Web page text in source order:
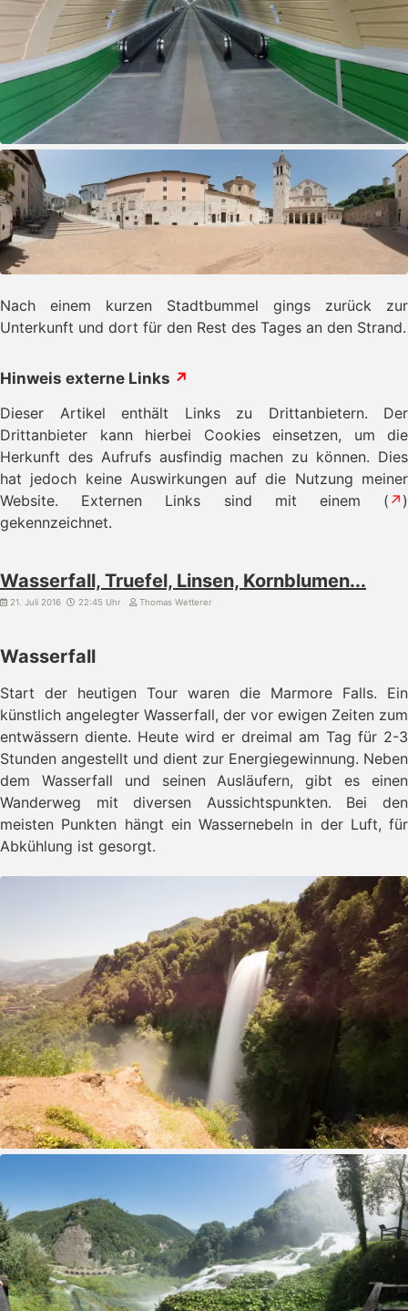
Nach einem kurzen Stadtbummel gings zurück zur
Unterkunft und dort für den Rest des Tages an den Strand.
Hinweis externe Links ↗
Dieser Artikel enthält Links zu Drittanbietern. Der
Drittanbieter kann hierbei Cookies einsetzen, um die
Herkunft des Aufrufs ausfindig machen zu können. Dies
hat jedoch keine Auswirkungen auf die Nutzung meiner
Website. Externen Links sind mit einem ( ↗ )
gekennzeichnet.
Wasserfall, Truefel, Linsen, Kornblumen...
21. Juli 2016 22:45 Uhr Thomas Wetterer
Wasserfall
Start der heutigen Tour waren die Marmore Falls. Ein
künstlich angelegter Wasserfall, der vor ewigen Zeiten zum
entwässern diente. Heute wird er dreimal am Tag für 2-3
Stunden angestellt und dient zur Energiegewinnung. Neben
dem Wasserfall und seinen Ausläufern, gibt es einen
Wanderweg mit diversen Aussichtspunkten. Bei den
meisten Punkten hängt ein Wassernebeln in der Luft, für
Abkühlung ist gesorgt.